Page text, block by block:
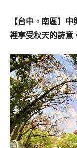
【台中。南區】
裡享受秋天的詩意